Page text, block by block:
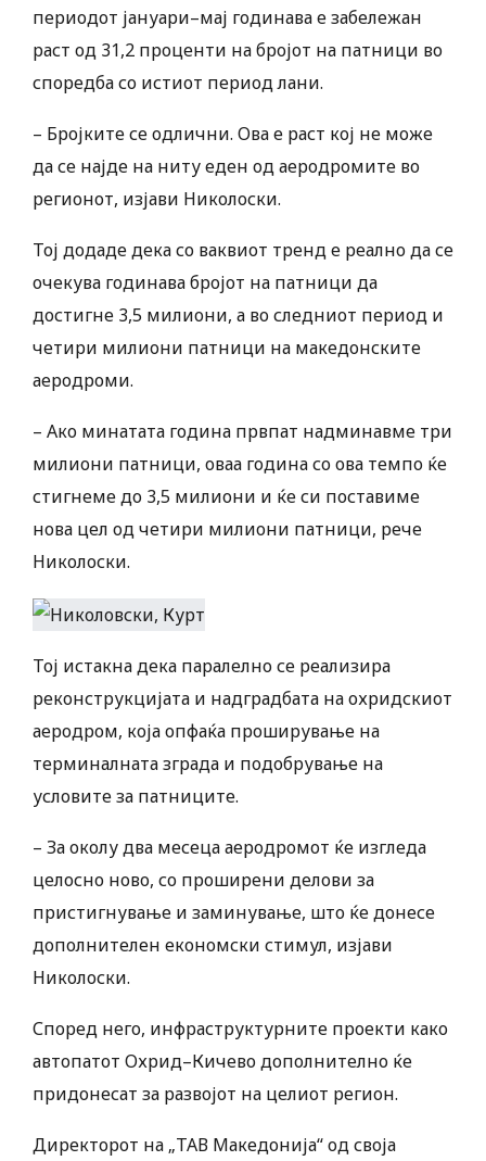
периодот јануари–мај годинава е забележан
раст од 31,2 проценти на бројот на патници во
споредба со истиот период лани.
– Бројките се одлични. Ова е раст кој не може
да се најде на ниту еден од аеродромите во
регионот, изјави Николоски.
Тој додаде дека со ваквиот тренд е реално да се
очекува годинава бројот на патници да
достигне 3,5 милиони, а во следниот период и
четири милиони патници на македонските
аеродроми.
– Ако минатата година првпат надминавме три
милиони патници, оваа година со ова темпо ќе
стигнеме до 3,5 милиони и ќе си поставиме
нова цел од четири милиони патници, рече
Николоски.
Тој истакна дека паралелно се реализира
реконструкцијата и надградбата на охридскиот
аеродром, која опфаќа проширување на
терминалната зграда и подобрување на
условите за патниците.
– За околу два месеца аеродромот ќе изгледа
целосно ново, со проширени делови за
пристигнување и заминување, што ќе донесе
дополнителен економски стимул, изјави
Николоски.
Според него, инфраструктурните проекти како
автопатот Охрид–Кичево дополнително ќе
придонесат за развојот на целиот регион.
Директорот на „ТАВ Македонија“ од своја